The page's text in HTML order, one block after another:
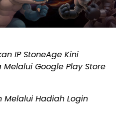
IP StoneAge Kini
Google Play Store
Melalui Hadiah Login